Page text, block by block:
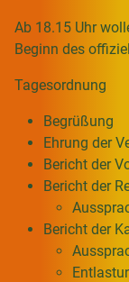
Ab 18.15 Uhr
Beginn des
Tagesordnung
Begrüßung
Ehrung der
Bericht der
Bericht der
Bericht der